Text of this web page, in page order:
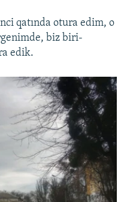
qatında otura edim, o
biz biri-
edik.